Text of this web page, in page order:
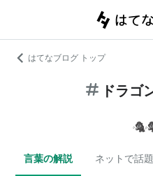
はてなブログ トップ
ドラゴ
言葉の解説 ネットで話題